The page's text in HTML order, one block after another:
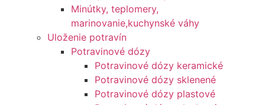
Minútky, teplomery,
marinovanie,kuchynské váhy
Uloženie potravín
Potravinové dózy
Potravinové dózy keramické
Potravinové dózy sklenené
Potravinové dózy plastové